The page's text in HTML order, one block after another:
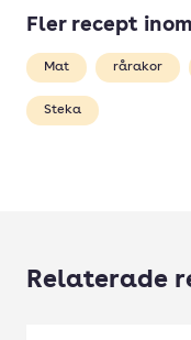
Fler recept inom
Mat rårakor
Steka
Relaterade